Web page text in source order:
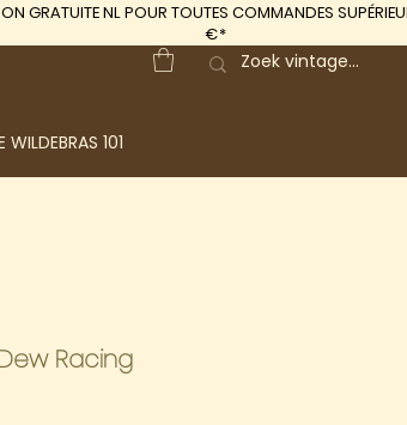
WILDEBRAS 101
GRATUITENL POUR TOUTES COMMANDES
€*
Racing